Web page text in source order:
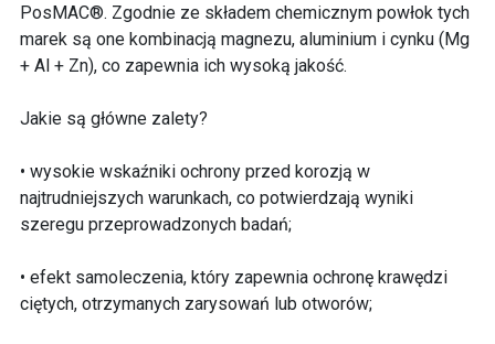
PosMAC®. Zgodnie ze składem chemicznym powłok tych
marek są one kombinacją magnezu, aluminium i cynku (Mg
+ Al + Zn), co zapewnia ich wysoką jakość.
Jakie są główne zalety?
• wysokie wskaźniki ochrony przed korozją w
najtrudniejszych warunkach, co potwierdzają wyniki
szeregu przeprowadzonych badań;
• efekt samoleczenia, który zapewnia ochronę krawędzi
ciętych, otrzymanych zarysowań lub otworów;